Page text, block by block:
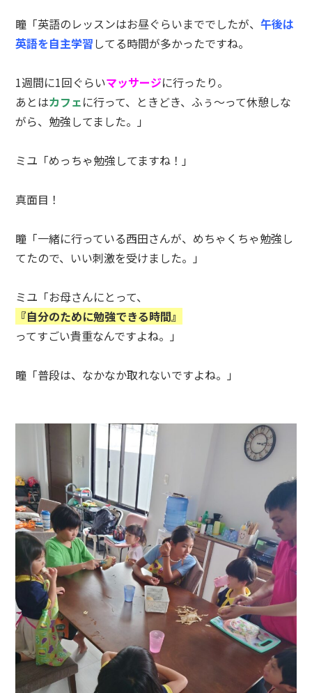
瞳「英語のレッスンはお昼ぐらいまででしたが、午後は
英語を自主学習してる時間が多かったですね。
1週間に1回ぐらいマッサージに行ったり。
あとはカフェに行って、ときどき、ふぅ～って休憩しな
がら、勉強してました。」
ミユ「めっちゃ勉強してますね！」
真面目！
瞳「一緒に行っている西田さんが、めちゃくちゃ勉強し
てたので、いい刺激を受けました。」
ミユ「お母さんにとって、
『自分のために勉強できる時間』
ってすごい貴重なんですよね。」
瞳「普段は、なかなか取れないですよね。」